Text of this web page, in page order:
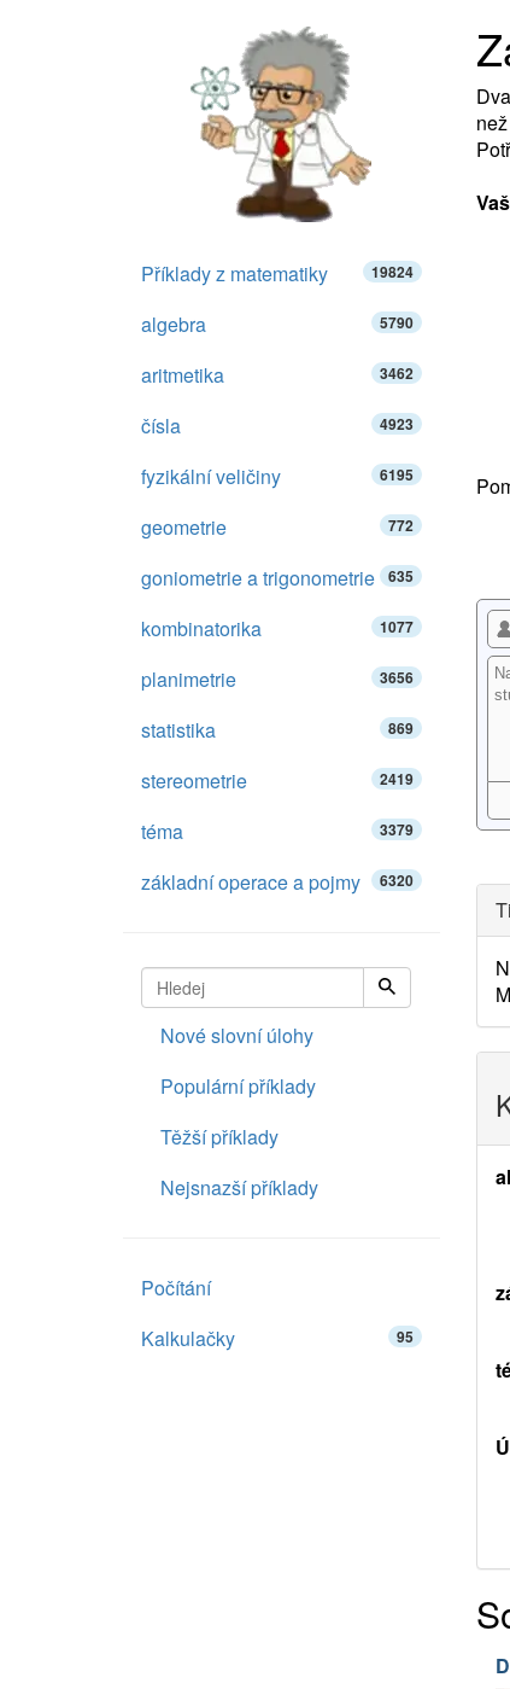
Příklady z matematiky 19824
algebra 5790
aritmetika 3462
čísla 4923
fyzikální veličiny 6195
geometrie 772
goniometrie a trigonometrie 635
kombinatorika 1077
planimetrie 3656
statistika 869
stereometrie 2419
téma 3379
základní operace a pojmy 6320
Nové slovní úlohy
Populární příklady
Těžší příklady
Nejsnazší příklady
Počítání
Kalkulačky
95